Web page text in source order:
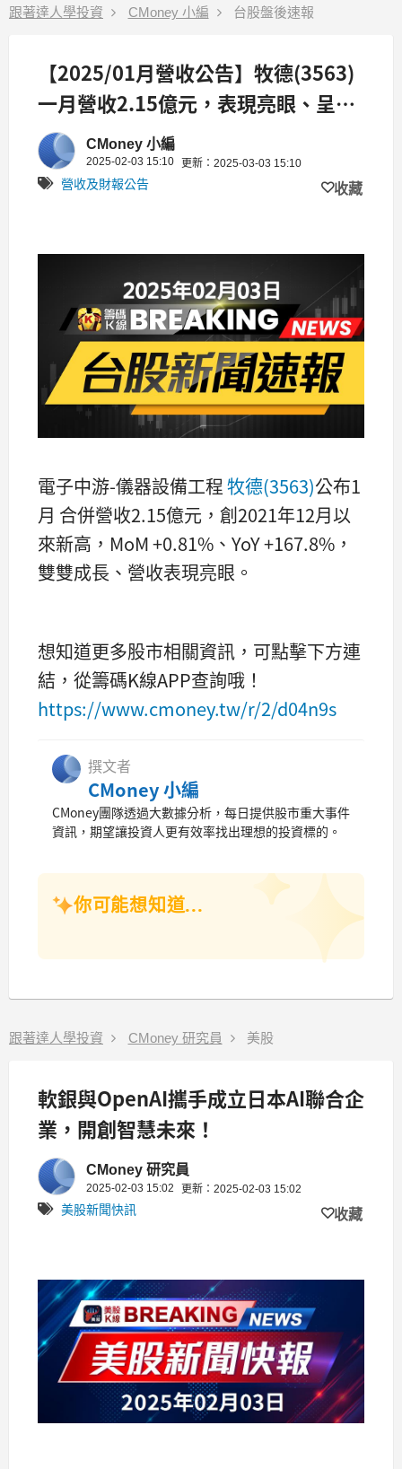
跟著達人學投資 CMoney 小編 台股盤後速報
【2025/01月營收公告】牧德(3563)
一月營收2.15億元，表現亮眼、呈現
雙成長，創近38個月以來新高，年增
167.8%
CMoney 小編
2025-02-03 15:10 更新：2025-03-03 15:10
營收及財報公告 收藏
電子中游-儀器設備工程牧德(3563)公布1
月 合併營收2.15億元，創2021年12月以
來新高，MoM +0.81%、YoY +167.8%，
雙雙成長、營收表現亮眼。
想知道更多股市相關資訊，可點擊下方連
結，從籌碼K線APP查詢哦！
https://www.cmoney.tw/r/2/d04n9s
撰文者
CMoney 小編
CMoney團隊透過大數據分析，每日提供股市重大事件
資訊，期望讓投資人更有效率找出理想的投資標的。
你可能想知道...
跟著達人學投資 CMoney 研究員 美股
軟銀與OpenAI攜手成立日本AI聯合企
業，開創智慧未來！
CMoney 研究員
2025-02-03 15:02 更新：2025-02-03 15:02
美股新聞快訊 收藏